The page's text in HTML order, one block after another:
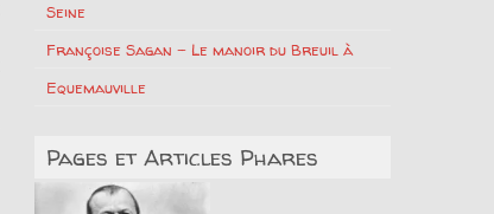
Seine
Françoise Sagan – Le manoir du Breuil à
Equemauville
Pages et Articles Phares